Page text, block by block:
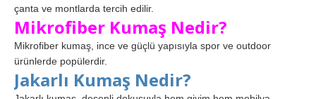
çanta ve montlarda tercih edilir.
Mikrofiber Kumaş Nedir?
Mikrofiber kumaş, ince ve güçlü yapısıyla spor ve outdoor
ürünlerde popülerdir.
Jakarlı Kumaş Nedir?